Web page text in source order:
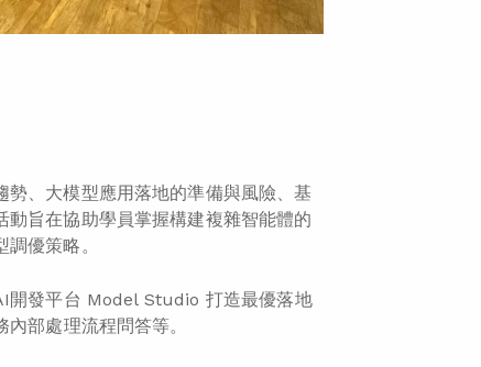
、大模型應用落地的準備與風險、基
旨在協助學員掌握構建複雜智能體的
優策略。
開發平台 Model Studio 打造最優落地
部處理流程問答等。